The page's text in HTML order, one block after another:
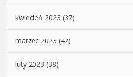
kwiecień 2023 (37)
marzec 2023 (42)
luty 2023 (38)